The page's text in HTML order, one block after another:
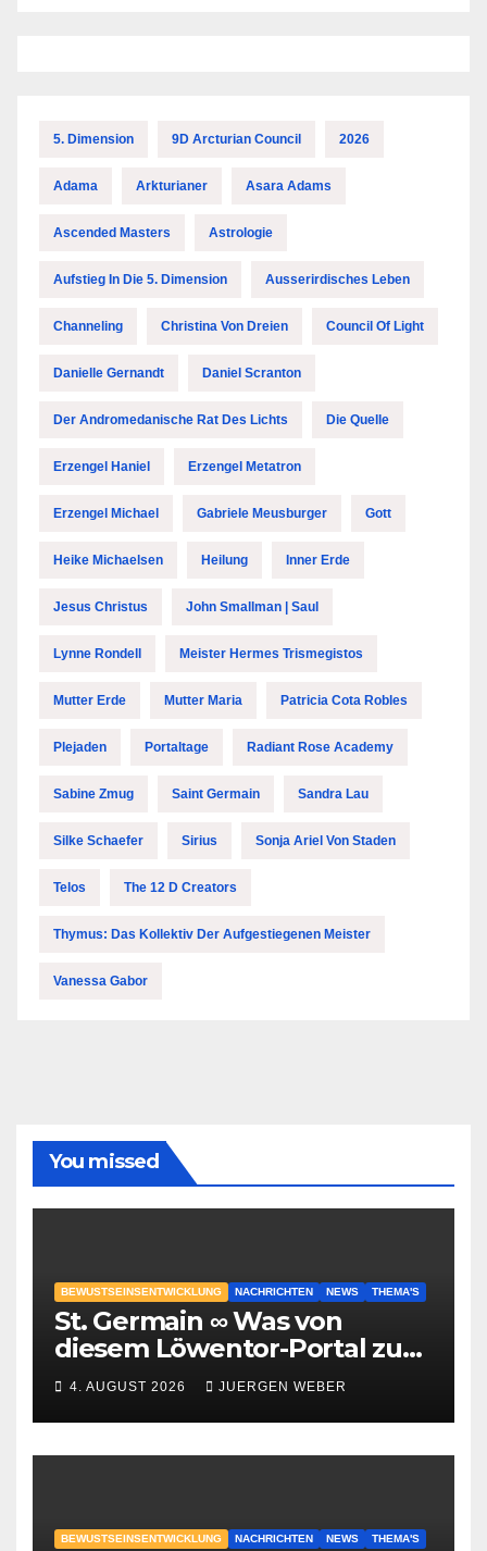
5. Dimension 9D Arcturian Council 2026
Adama Arkturianer Asara Adams
Ascended Masters Astrologie
Aufstieg In Die 5. Dimension Ausserirdisches Leben
Channeling Christina Von Dreien Council Of Light
Danielle Gernandt Daniel Scranton
Der Andromedanische Rat Des Lichts Die Quelle
Erzengel Haniel Erzengel Metatron
Erzengel Michael Gabriele Meusburger Gott
Heike Michaelsen Heilung Inner Erde
Jesus Christus John Smallman | Saul
Lynne Rondell Meister Hermes Trismegistos
Mutter Erde Mutter Maria Patricia Cota Robles
Plejaden Portaltage Radiant Rose Academy
Sabine Zmug Saint Germain Sandra Lau
Silke Schaefer Sirius Sonja Ariel Von Staden
Telos The 12 D Creators
Thymus: Das Kollektiv Der Aufgestiegenen Meister
Vanessa Gabor
You missed
BEWUSTSEINSENTWICKLUNG NACHRICHTEN NEWS THEMA'S
St. Germain ∞ Was von
diesem Löwentor-Portal zu
erwarten ist
4. AUGUST 2026 JUERGEN WEBER
BEWUSTSEINSENTWICKLUNG NACHRICHTEN NEWS THEMA'S